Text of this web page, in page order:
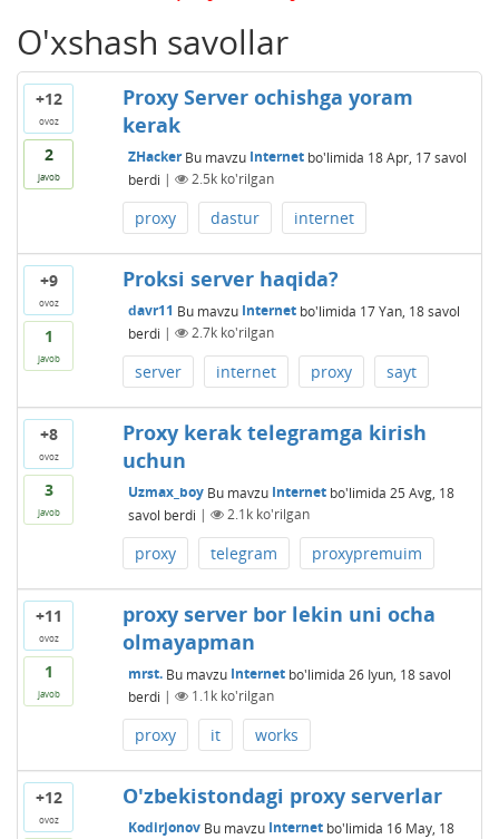
O'xshash savollar
+12
ovoz
2
javob
Proxy Server ochishga yoram
kerak
ZHacker Bu mavzu Internetbo'limida 18 Apr, 17 savol
berdi | 2.5kko'rilgan
proxy dastur internet
+9
ovoz
1
javob
Proksi server haqida?
davr11 Bu mavzu Internetbo'limida 17 Yan, 18 savol
berdi | 2.7kko'rilgan
server internet proxy sayt
+8
ovoz
3
javob
Proxy kerak telegramga kirish
uchun
Uzmax_boy Bu mavzu Internetbo'limida 25 Avg, 18
savol berdi | 2.1kko'rilgan
proxy telegram proxypremuim
+11
ovoz
1
javob
proxy server bor lekin uni ocha
olmayapman
mrst. Bu mavzu Internetbo'limida 26 Iyun, 18 savol
berdi | 1.1kko'rilgan
proxy it works
+12
ovoz
O'zbekistondagi proxy serverlar
Kodirjonov Bu mavzu Internetbo'limida 16 May, 18